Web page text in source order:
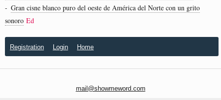
- Gran cisne blanco puro del oeste de América del Norte con un grito
sonoro Ed
Registration Login Home
mail@showmeword.com